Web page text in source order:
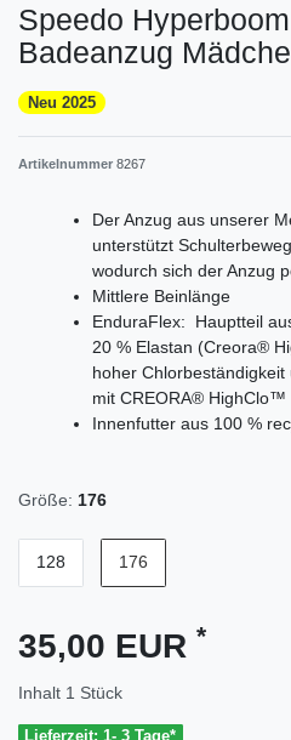
Speedo
Badeanzug
Neu 2025
Artikelnummer 8267
Der Anzug aus unserer
unterstützt
wodurch sich der Anzug
Mittlere Beinlänge
EnduraFlex: Hauptteil
20 % Elastan (Creora®
hoher
mit CREORA® HighClo™
Innenfutter aus 100 %
Größe: 176
128 176
35,00 EUR *
Inhalt 1 Stück
Lieferzeit: 1- 3 Tage*